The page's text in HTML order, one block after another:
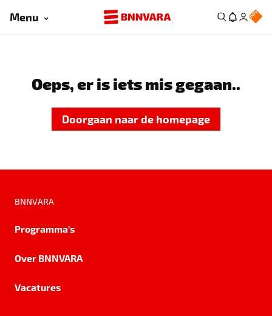
Menu
Oeps, er is iets mis gegaan..
Doorgaan naar de homepage
BNNVARA
Programma's
Over BNNVARA
Vacatures